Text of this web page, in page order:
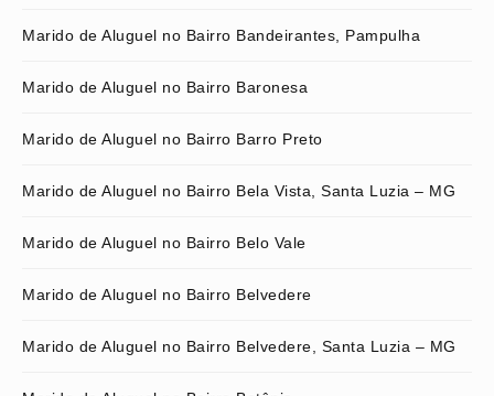
Marido de Aluguel no Bairro Bandeirantes, Pampulha
Marido de Aluguel no Bairro Baronesa
Marido de Aluguel no Bairro Barro Preto
Marido de Aluguel no Bairro Bela Vista, Santa Luzia – MG
Marido de Aluguel no Bairro Belo Vale
Marido de Aluguel no Bairro Belvedere
Marido de Aluguel no Bairro Belvedere, Santa Luzia – MG